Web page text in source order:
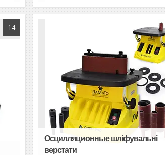
14
Осцилляционные шліфувальні
верстати